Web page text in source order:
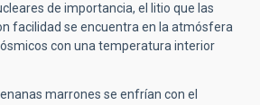
de importancia, el litio que las
facilidad se encuentra en la atmósfera
con una temperatura interior
marrones se enfrían con el